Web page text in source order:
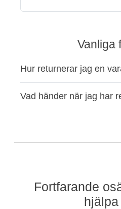
Vanliga
Hur returnerar jag en
Vad händer när jag har
Fortfarande
hjälpa